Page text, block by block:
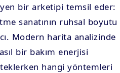
bir arketipi temsil eder:
sanatının ruhsal boyutu
Modern harita analizinde
bir bakım enerjisi
hangi yöntemleri